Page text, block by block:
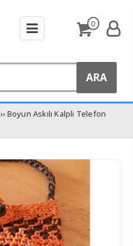
0
›› Boyun Askılı Kalpli Telefon